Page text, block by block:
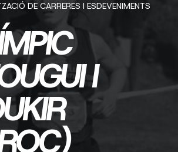
DE CARRERES I ESDEVENIMENTS
I